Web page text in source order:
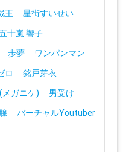
王
星街すいせい
十嵐 響子
歩夢
ワンパンマン
ロ
銘戸芽衣
メガニケ)
男受け
バーチャルYoutuber